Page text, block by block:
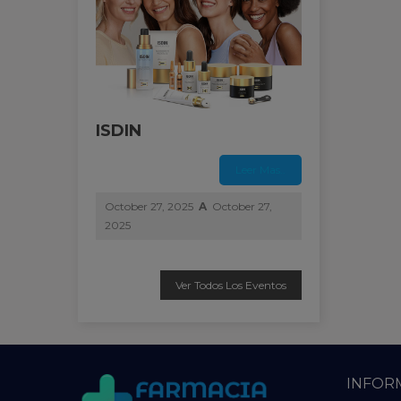
ISDIN
October 27, 2025 A October 27,
2025
Ver Todos Los Eventos